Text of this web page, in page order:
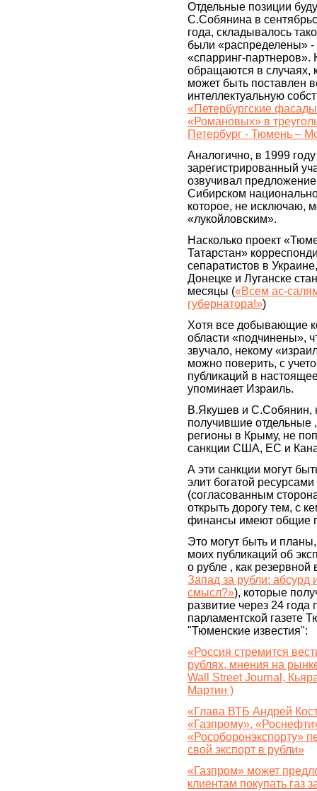
Отдельные позиции
С.Собянина в
года, складывалось
были «распределены»
«спарринг-партнеров».
обращаются в случаях,
может быть поставлен
интеллектуальную
«Петербургские
«Романовых» в
Петербург - Тюмень –
Аналогично, в 1999
зарегистрированный
озвучивал
Сибирском
которое, не исключаю,
«лукойловским».
Насколько проект
Татарстан»
сепаратистов в
Донецке и Луганске
месяцы («Всем ас-
губернатора!»)
Хотя все добывающие
области «подчинены»,
звучало, некому
можно поверить, с
публикаций в
упоминает Израиль.
В.Якушев и С.Собянин,
получившие отдельные
регионы в Крыму, не
санкции США, ЕС и
А эти санкции могут
элит богатой
(согласованным
открыть дорогу тем, с
финансы имеют общие
Это могут быть и
моих публикаций об
о рубле , как резервной
Запад за рубли: абсурд
смысл?»), которые
развитие через 24 года
парламентской газете
"Тюменские известия":
«Россия стремится
рублях, мнения на
Wall Street Journal,
Мартин )
«Глава ВТБ Андрей
«Газпрому»,
«Рособоронэкспорту»
свой экспорт в рубли»
«Газпром» может
клиентам покупать газ